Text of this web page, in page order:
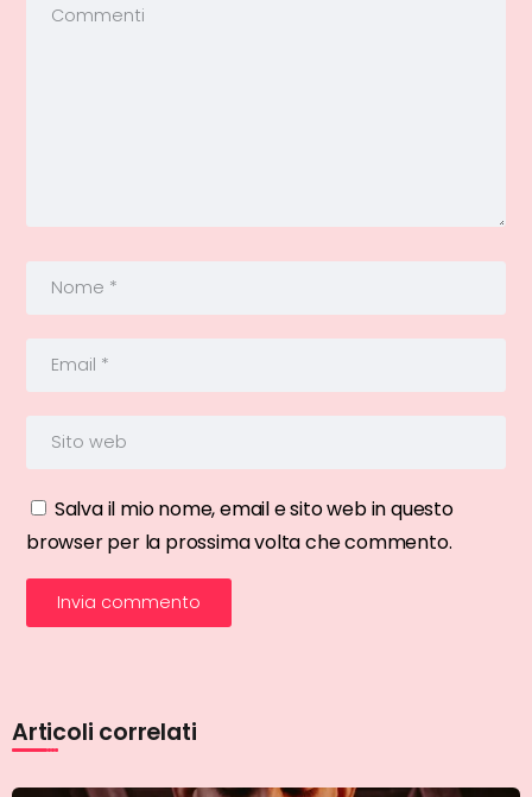
Salva il mio nome, email e sito web in questo
browser per la prossima volta che commento.
Articoli correlati